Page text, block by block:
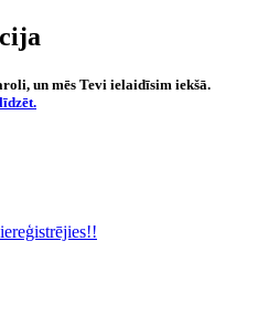
un mēs Tevi ielaidīsim iekšā.